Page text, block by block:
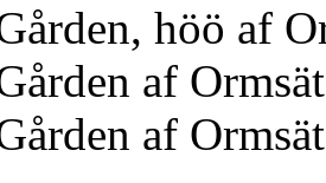
höö af
af
af